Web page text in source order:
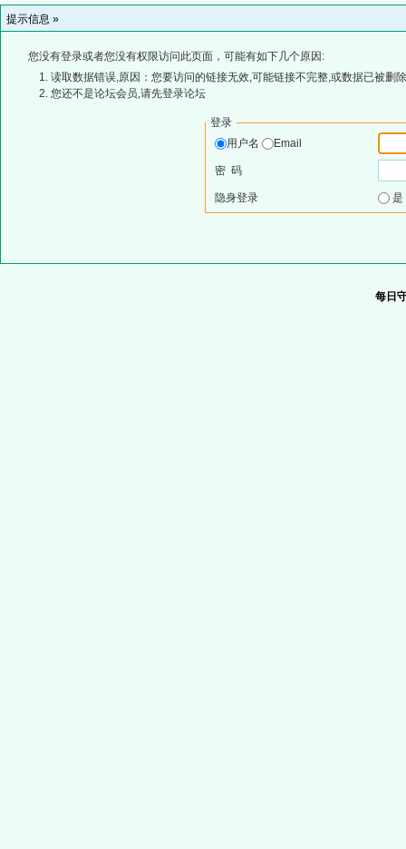
提示信息 »
您没有登录或者您没有权限访问此页面，可能有如下几个原因:
读取数据错误,原因：您要访问的链接无效,可能链接不完整,或数据已被删
您还不是论坛会员,请先登录论坛
登录
用户名
Email
密 码
隐身登录
每日